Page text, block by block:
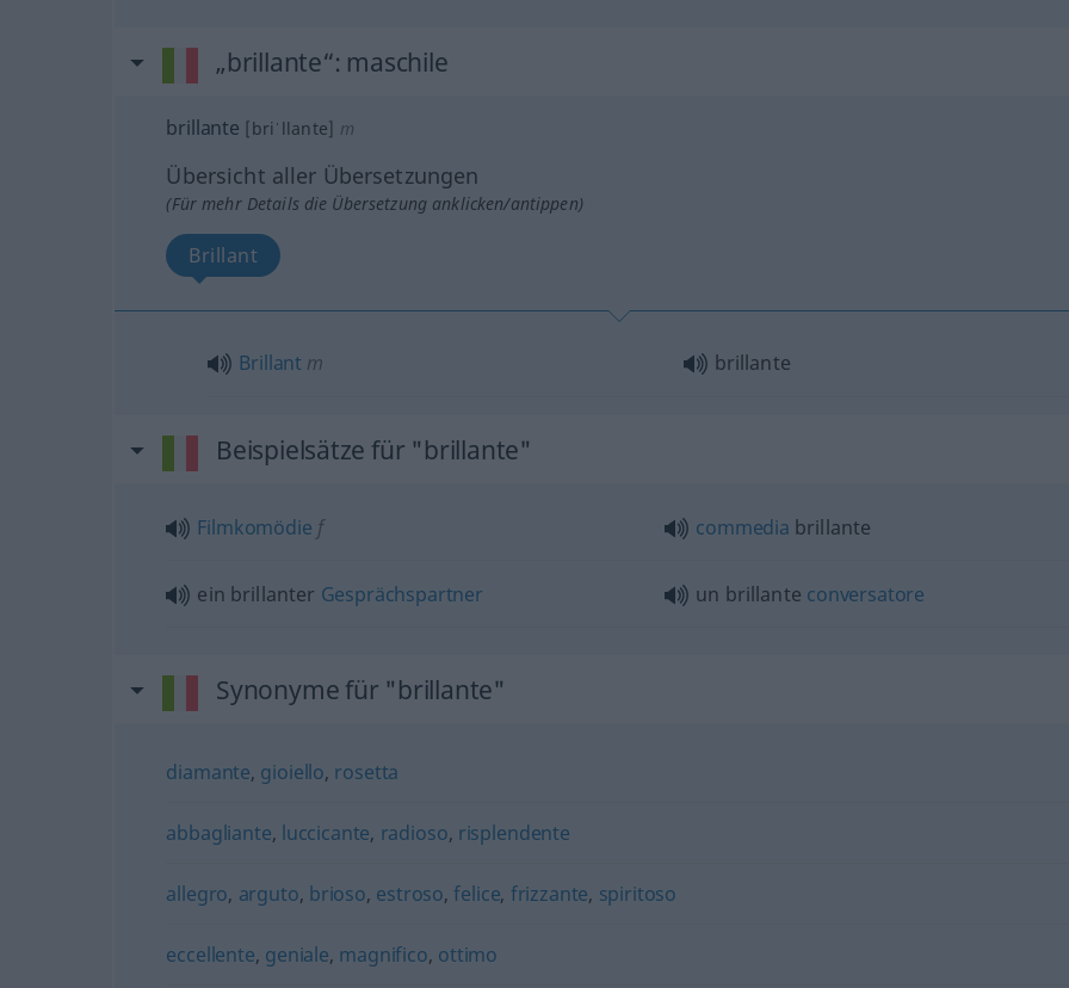
„brillante“: maschile
brillante [briˈllante] m
Übersicht aller Übersetzungen
(Für mehr Details die Übersetzung anklicken/antippen)
Brillant
Brillant m brillante
Beispielsätze für "brillante"
Filmkomödie f commedia brillante
ein brillanter Gesprächspartner un brillante conversatore
Synonyme für "brillante"
diamante, gioiello, rosetta
abbagliante, luccicante, radioso, risplendente
allegro, arguto, brioso, estroso,felice, frizzante, spiritoso
eccellente, geniale, magnifico, ottimo